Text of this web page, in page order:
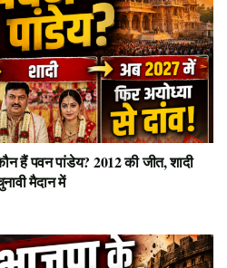
हैं पवन पांडेय? 2012 की जीत, शादी
मैदान में